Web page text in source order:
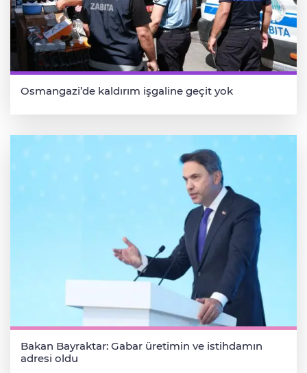
Osmangazi’de kaldırım işgaline geçit yok
Bakan Bayraktar: Gabar üretimin ve istihdamın
adresi oldu